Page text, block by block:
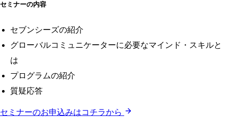
セミナーの内容
セブンシーズの紹介
グローバルコミュニケーターに必要なマインド・スキルと
は
プログラムの紹介
質疑応答
セミナーのお申込みはコチラから